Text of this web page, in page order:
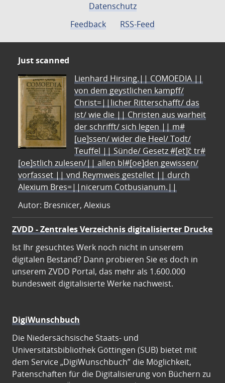
Datenschutz
Feedback
RSS-Feed
Just scanned
Lienhard Hirsing.|| COMOEDIA ||
von dem geystlichen kampff/
Christ=||licher Ritterschafft/ das
ist/ wie die || Christen aus warheit
der schrifft/ sich legen || m#
[ue]ssen/ wider die Heel/ Todt/
Teuffel || Sünde/ Gesetz #[et]c̃ tr#
[oe]stlich zulesen/|| allen bl#[oe]den gewissen/
vorfasset || vnd Reymweis gestellet || durch
Alexium Bres=||nicerum Cotbusianum.||
Autor: Bresnicer, Alexius
ZVDD - Zentrales Verzeichnis digitalisierter Drucke
Ist Ihr gesuchtes Werk noch nicht in unserem
digitalen Bestand? Dann probieren Sie es doch in
unserem ZVDD Portal, das mehr als 1.600.000
bundesweit digitalisierte Werke nachweist.
DigiWunschbuch
Die Niedersächsische Staats- und
Universitätsbibliothek Göttingen (SUB) bietet mit
dem Service „DigiWunschbuch” die Möglichkeit,
Patenschaften für die Digitalisierung von Büchern zu